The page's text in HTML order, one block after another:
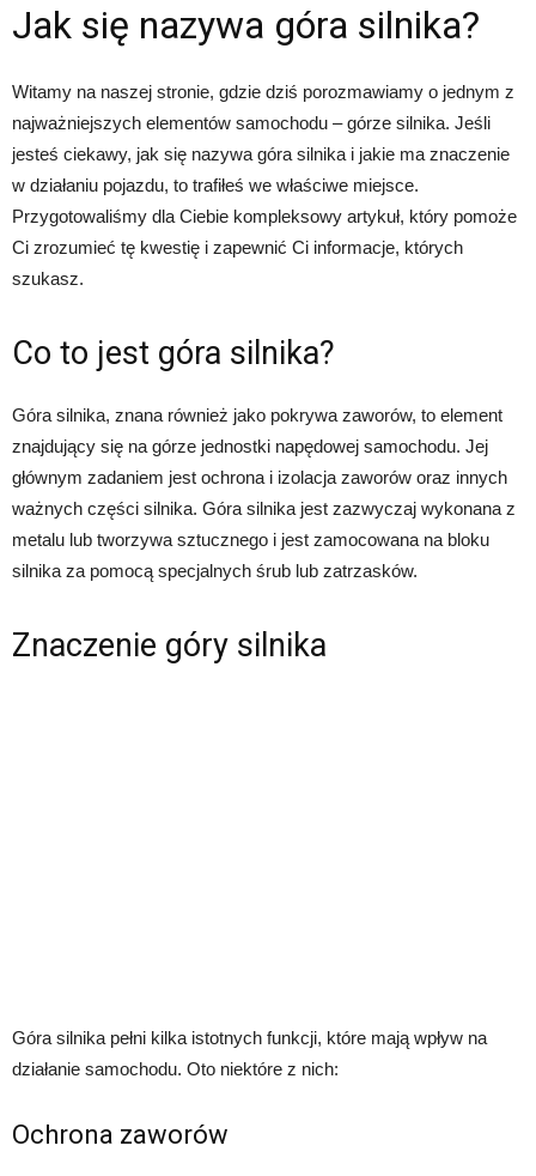
Jak się nazywa góra silnika?
Witamy na naszej stronie, gdzie dziś porozmawiamy o jednym z
najważniejszych elementów samochodu – górze silnika. Jeśli
jesteś ciekawy, jak się nazywa góra silnika i jakie ma znaczenie
w działaniu pojazdu, to trafiłeś we właściwe miejsce.
Przygotowaliśmy dla Ciebie kompleksowy artykuł, który pomoże
Ci zrozumieć tę kwestię i zapewnić Ci informacje, których
szukasz.
Co to jest góra silnika?
Góra silnika, znana również jako pokrywa zaworów, to element
znajdujący się na górze jednostki napędowej samochodu. Jej
głównym zadaniem jest ochrona i izolacja zaworów oraz innych
ważnych części silnika. Góra silnika jest zazwyczaj wykonana z
metalu lub tworzywa sztucznego i jest zamocowana na bloku
silnika za pomocą specjalnych śrub lub zatrzasków.
Znaczenie góry silnika
Góra silnika pełni kilka istotnych funkcji, które mają wpływ na
działanie samochodu. Oto niektóre z nich:
Ochrona zaworów